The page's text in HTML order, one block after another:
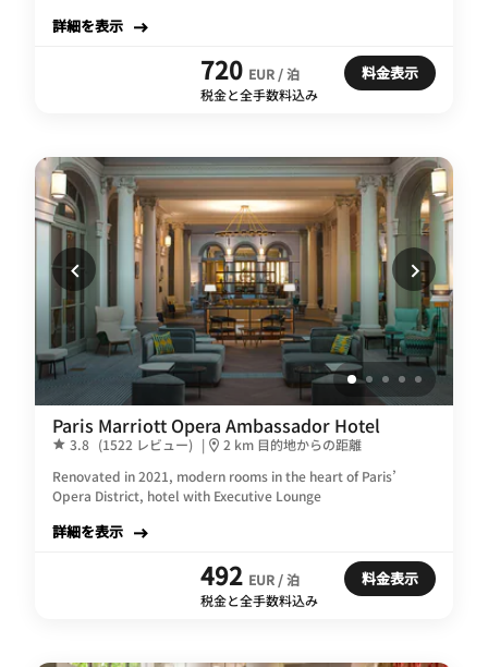
詳細を表示
720 EUR / 泊
税金と全手数料込み
料金表示
Paris Marriott Opera Ambassador Hotel
3.8 (1522 レビュー) |
2 km 目的地からの距離
Renovated in 2021, modern rooms in the heart of Paris’
Opera District, hotel with Executive Lounge
詳細を表示
492 EUR / 泊
税金と全手数料込み
料金表示